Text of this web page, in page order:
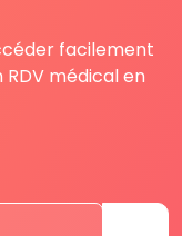
facilement
RDV médical en